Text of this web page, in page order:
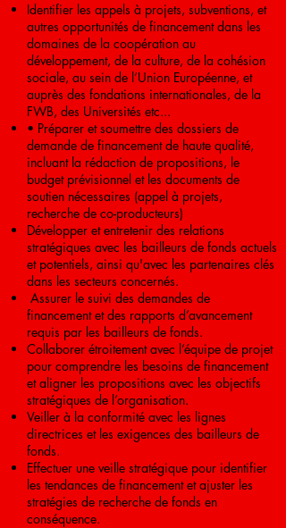
Identifier les appels à projets, subventions, et
autres opportunités de financement dans les
domaines de la coopération au
développement, de la culture, de la cohésion
sociale, au sein de l’Union Européenne, et
auprès des fondations internationales, de la
FWB, des Universités etc...
• Préparer et soumettre des dossiers de
demande de financement de haute qualité,
incluant la rédaction de propositions, le
budget prévisionnel et les documents de
soutien nécessaires (appel à projets,
recherche de co-producteurs)
Développer et entretenir des relations
stratégiques avec les bailleurs de fonds actuels
et potentiels, ainsi qu'avec les partenaires clés
dans les secteurs concernés.
Assurer le suivi des demandes de
financement et des rapports d’avancement
requis par les bailleurs de fonds.
Collaborer étroitement avec l’équipe de projet
pour comprendre les besoins de financement
et aligner les propositions avec les objectifs
stratégiques de l’organisation.
Veiller à la conformité avec les lignes
directrices et les exigences des bailleurs de
fonds.
Effectuer une veille stratégique pour identifier
les tendances de financement et ajuster les
stratégies de recherche de fonds en
conséquence.